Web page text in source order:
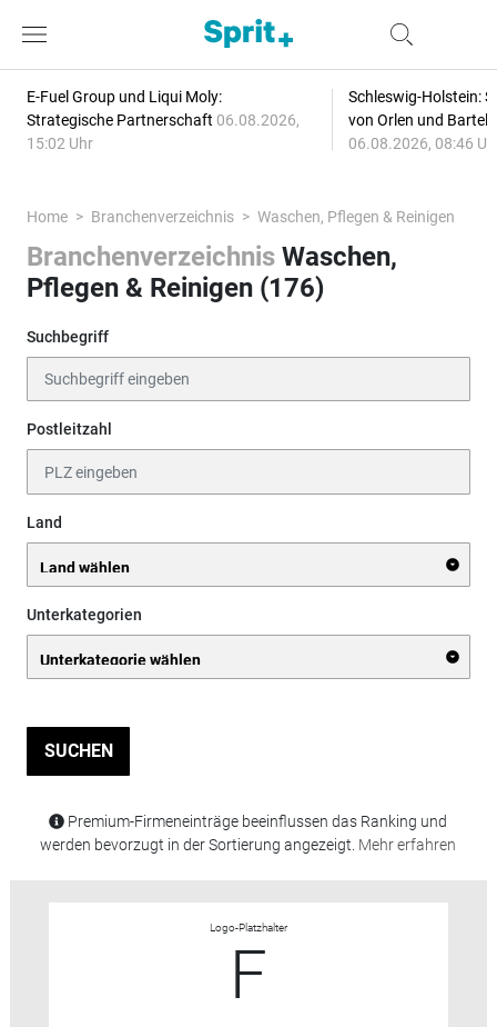
E-Fuel Group und Liqui Moly:
Strategische Partnerschaft 06.08.2026,
15:02 Uhr
Schleswig-Holstein:
von Orlen und
06.08.2026, 08:46
Home Branchenverzeichnis Waschen, Pflegen & Reinigen
Branchenverzeichnis Waschen,
Pflegen & Reinigen (176)
Suchbegriff
Postleitzahl
Land
Unterkategorien
SUCHEN
Premium-Firmeneinträge beeinflussen das Ranking und
werden bevorzugt in der Sortierung angezeigt. Mehr erfahren
Logo-Platzhalter
F